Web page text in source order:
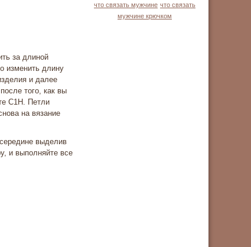
за длиной
изменить длину
и далее
того, как вы
С1Н. Петли
на вязание
выделив
и выполняйте все
что связать мужчине что связать
мужчине крючком